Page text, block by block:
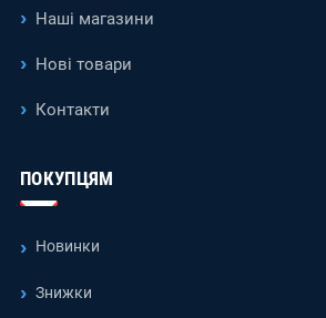
Наші магазини
Нові товари
Контакти
ПОКУПЦЯМ
Новинки
Знижки